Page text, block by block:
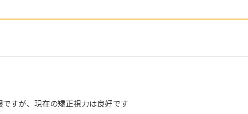
すが、現在の矯正視力は良好です